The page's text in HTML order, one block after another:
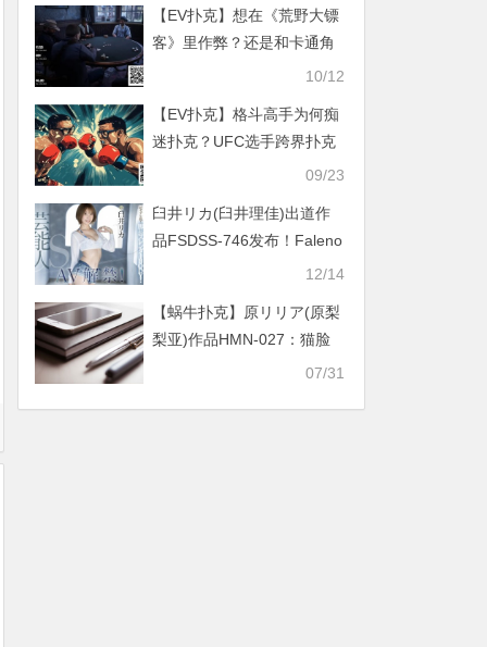
【EV扑克】想在《荒野大镖
客》里作弊？还是和卡通角
色打牌？盘点最适合扑克玩
10/12
【EV扑克】格斗高手为何痴
迷扑克？UFC选手跨界扑克
牌桌，心智博弈成竞技新前
09/23
臼井リカ(臼井理佳)出道作
品FSDSS-746发布！Faleno
Star也有艺能人啦！曾经参
载】
12/14
【蜗牛扑克】原リリア(原梨
梨亚)作品HMN-027：猫脸
女孩腿张得超开迎接肉棒的
07/31